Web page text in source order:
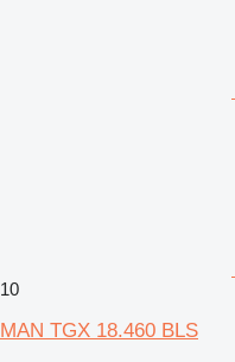
10
MAN TGX 18.460 BLS